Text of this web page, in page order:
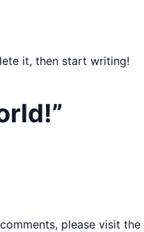
it, then start writing!
”
please visit